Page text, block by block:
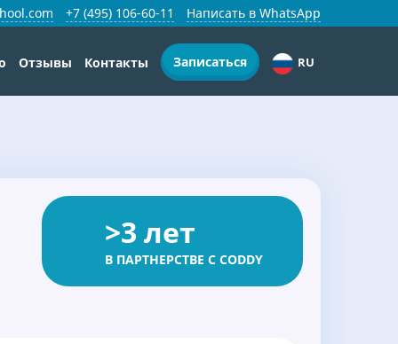
Написать в WhatsApp
+7 (495) 106-60-11
Отзывы Контакты Записаться RU
>3 лет
В ПАРТНЕРСТВЕ С CODDY